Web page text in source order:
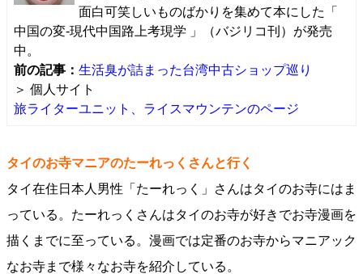
面白可笑しいものばかりを集めて本にした「
中国の変-現代中国路上考現学 」（バジリコ刊）が発売
中。
前の記事： 生活臭が詰まった台湾中古ショップ巡り
＞ 個人サイト
旅ライターユニット、ライスマウンテンのページ
タイのお寺マニアのたーれっくさんと行く
タイ在住日本人男性「たーれっく」さんはタイのお寺にはま
っている。たーれっくさんはタイのお寺が好きでお寺漫画を
描くまでに至っている。漫画では定番のお寺からマニアック
なお寺まで様々なお寺を紹介している。